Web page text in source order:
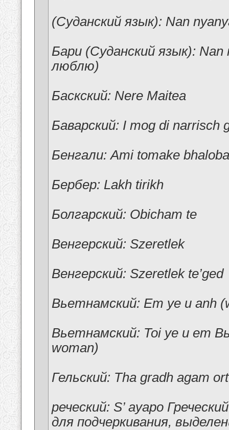
(Суданский язык): Nan
Бари (Суданский язык):
люблю)
Баскский: Nere Maitea
Баварский: I mog di narrisch
Бенгали: Ami tomake
Бербер: Lakh tirikh
Болгарский: Obicham te
Венгерский: Szeretlek
Венгерский: Szeretlek te’ged
Вьетнамский: Em ye u anh
Вьетнамский: Toi ye u em
woman)
Гельский: Tha gradh agam
реческий: S’ ayapo
для подчеркивания,